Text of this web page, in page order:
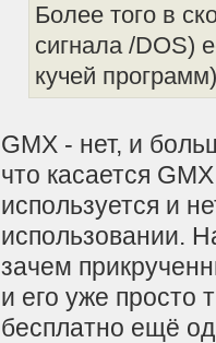
Более того в
сигнала /DOS)
кучей
GMX - нет, и
что касается
используется и
использовании.
зачем
и его уже просто
бесплатно ещё